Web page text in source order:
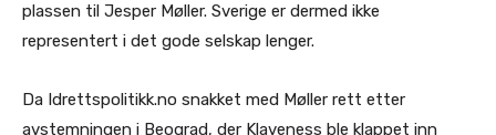
plassen til Jesper Møller. Sverige er dermed ikke
representert i det gode selskap lenger.
Da Idrettspolitikk.no snakket med Møller rett etter
avstemningen i Beograd, der Klaveness ble klappet inn